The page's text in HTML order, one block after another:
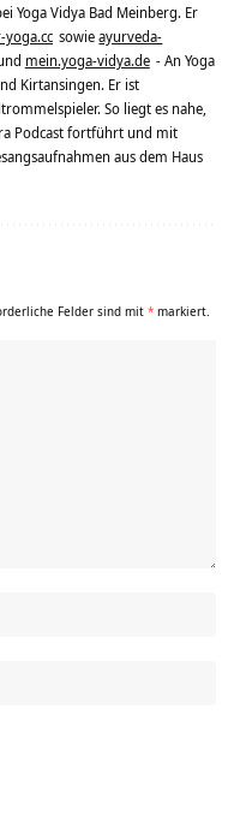
Yoga Vidya Bad Meinberg. Er
yoga.cc sowieayurveda-
mein.yoga-vidya.de - An Yoga
Kirtansingen. Er ist
So liegt es nahe,
Podcast fortführt und mit
aus dem Haus
Felder sind mit * markiert.